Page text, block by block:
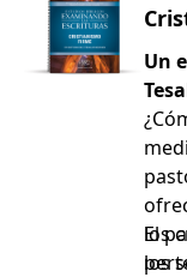
Un
los
El
los